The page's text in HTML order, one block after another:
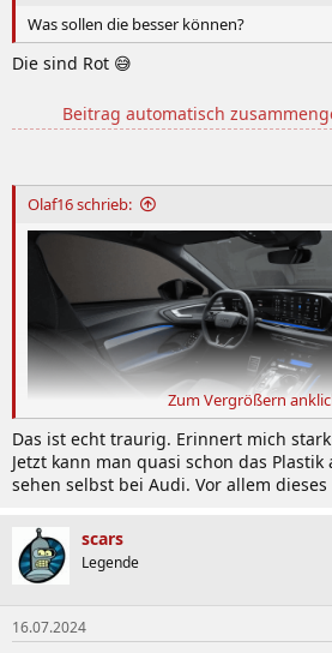
Was sollen die besser können?
Die sind Rot 😅
Beitrag automatisch
Olaf16 schrieb:
Zum Vergrößern
Das ist echt traurig. Erinnert mich stark
Jetzt kann man quasi schon das
sehen selbst bei Audi. Vor allem
scars
Legende
16.07.2024